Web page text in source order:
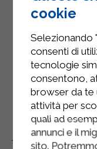
Il prodotto
stato di
Senza
cookie
Selezionando
consenti di
tecnologie
consentono,
browser da te
attività per
quali ad
annunci e il
sito.